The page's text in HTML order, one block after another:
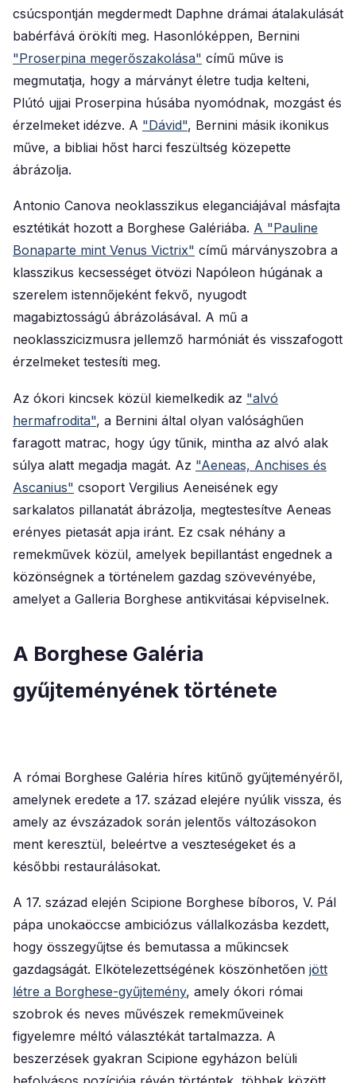
csúcspontján megdermedt Daphne drámai átalakulását
babérfává örökíti meg. Hasonlóképpen, Bernini
"Proserpina megerőszakolása" című műve is
megmutatja, hogy a márványt életre tudja kelteni,
Plútó ujjai Proserpina húsába nyomódnak, mozgást és
érzelmeket idézve. A "Dávid", Bernini másik ikonikus
műve, a bibliai hőst harci feszültség közepette
ábrázolja.
Antonio Canova neoklasszikus eleganciájával másfajta
esztétikát hozott a Borghese Galériába. A "Pauline
Bonaparte mint Venus Victrix" című márványszobra a
klasszikus kecsességet ötvözi Napóleon húgának a
szerelem istennőjeként fekvő, nyugodt
magabiztosságú ábrázolásával. A mű a
neoklasszicizmusra jellemző harmóniát és visszafogott
érzelmeket testesíti meg.
Az ókori kincsek közül kiemelkedik az "alvó
hermafrodita", a Bernini által olyan valósághűen
faragott matrac, hogy úgy tűnik, mintha az alvó alak
súlya alatt megadja magát. Az "Aeneas, Anchises és
Ascanius" csoport Vergilius Aeneisének egy
sarkalatos pillanatát ábrázolja, megtestesítve Aeneas
erényes pietasát apja iránt. Ez csak néhány a
remekművek közül, amelyek bepillantást engednek a
közönségnek a történelem gazdag szövevényébe,
amelyet a Galleria Borghese antikvitásai képviselnek.
A Borghese Galéria
gyűjteményének története
A római Borghese Galéria híres kitűnő gyűjteményéről,
amelynek eredete a 17. század elejére nyúlik vissza, és
amely az évszázadok során jelentős változásokon
ment keresztül, beleértve a veszteségeket és a
későbbi restaurálásokat.
A 17. század elején Scipione Borghese bíboros, V. Pál
pápa unokaöccse ambiciózus vállalkozásba kezdett,
hogy összegyűjtse és bemutassa a műkincsek
gazdagságát. Elkötelezettségének köszönhetően jött
létre a Borghese-gyűjtemény, amely ókori római
szobrok és neves művészek remekműveinek
figyelemre méltó választékát tartalmazza. A
beszerzések gyakran Scipione egyházon belüli